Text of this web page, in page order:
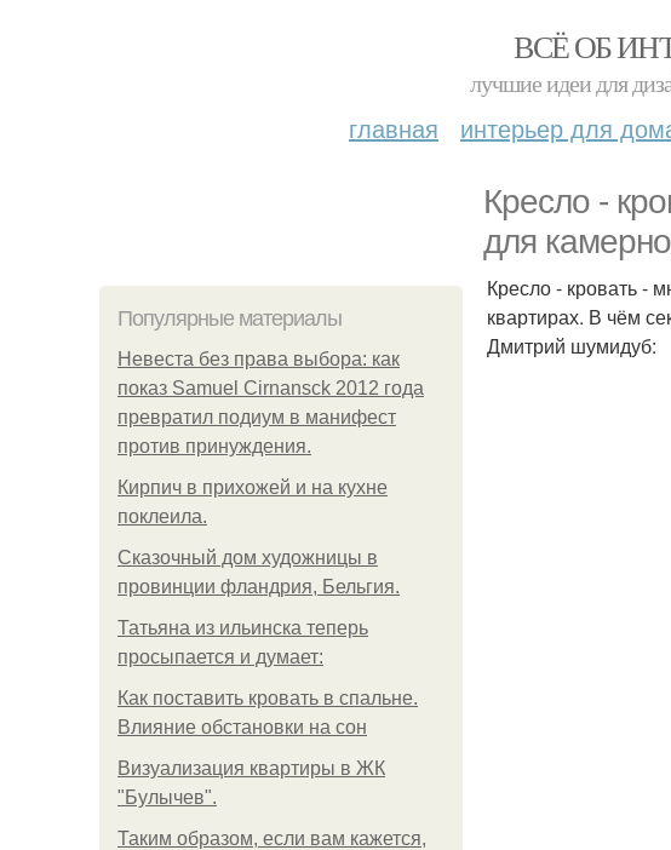
ВСЁ ОБ
лучшие идеи для
главная интерьер для
Кресло -
для
Популярные материалы
Невеста без права выбора: как
показ Samuel Cirnansck 2012 года
превратил подиум в манифест
против принуждения.
Кирпич в прихожей и на кухне
поклеила.
Сказочный дом художницы в
провинции фландрия, Бельгия.
Татьяна из ильинска теперь
просыпается и думает:
Как поставить кровать в спальне.
Влияние обстановки на сон
Визуализация квартиры в ЖК
"Булычев".
Таким образом, если вам кажется,
Кресло - кровать -
квартирах. В чём
Дмитрий шумидуб: